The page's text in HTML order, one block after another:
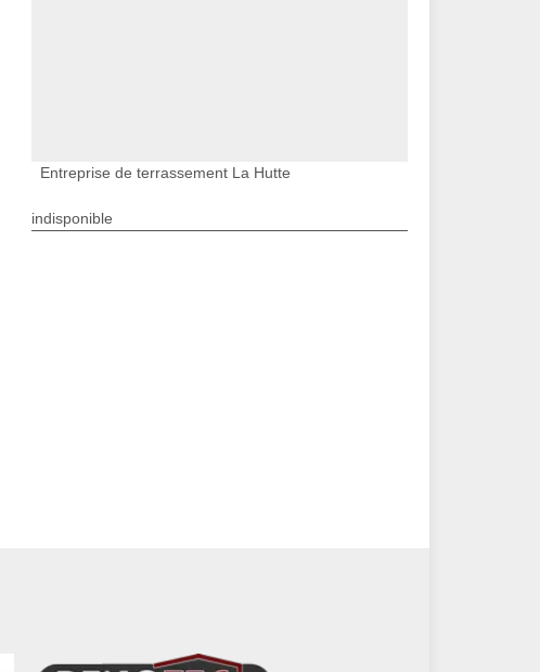
Entreprise de terrassement La Hutte
indisponible